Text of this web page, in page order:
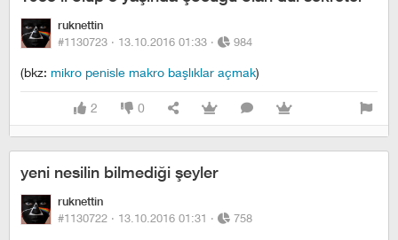
ruknettin
#1130723 · 13.10.2016 01:33 · 984
(bkz: mikro penisle makro başlıklar açmak)
2 0
yeni nesilin bilmediği şeyler
ruknettin
#1130722 · 13.10.2016 01:31 · 758